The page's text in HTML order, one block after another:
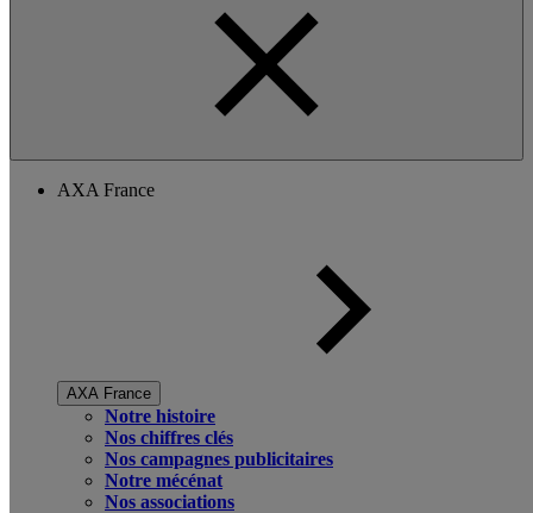
AXA France
AXA France
Notre histoire
Nos chiffres clés
Nos campagnes publicitaires
Notre mécénat
Nos associations